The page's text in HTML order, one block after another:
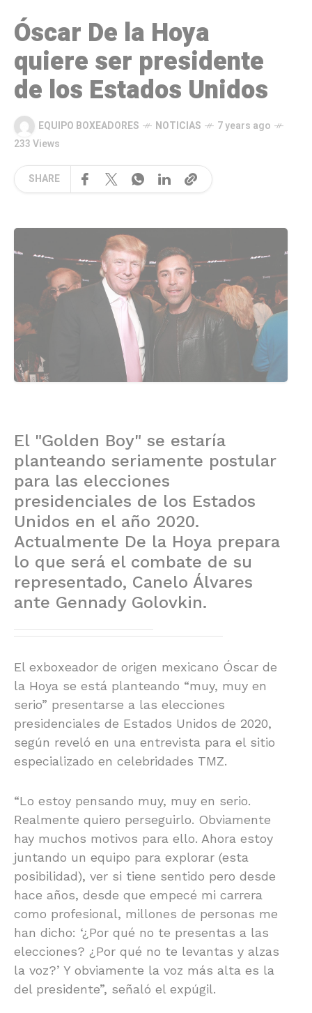
Óscar De la Hoya
quiere ser presidente
de los Estados Unidos
EQUIPO BOXEADORES NOTICIAS
7 years ago
233 Views
SHARE
El "Golden Boy" se estaría
planteando seriamente postular
para las elecciones
presidenciales de los Estados
Unidos en el año 2020.
Actualmente De la Hoya prepara
lo que será el combate de su
representado, Canelo Álvares
ante Gennady Golovkin.
El exboxeador de origen mexicano Óscar de
la Hoya se está planteando “muy, muy en
serio” presentarse a las elecciones
presidenciales de Estados Unidos de 2020,
según reveló en una entrevista para el sitio
especializado en celebridades TMZ.
“Lo estoy pensando muy, muy en serio.
Realmente quiero perseguirlo. Obviamente
hay muchos motivos para ello. Ahora estoy
juntando un equipo para explorar (esta
posibilidad), ver si tiene sentido pero desde
hace años, desde que empecé mi carrera
como profesional, millones de personas me
han dicho: ‘¿Por qué no te presentas a las
elecciones? ¿Por qué no te levantas y alzas
la voz?’ Y obviamente la voz más alta es la
del presidente”, señaló el expúgil.